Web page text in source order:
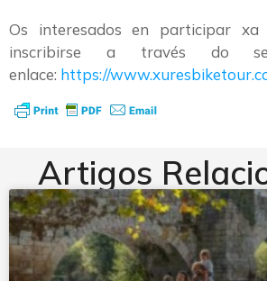
Os interesados en participar xa
inscribirse a través do
enlace: https://
Artigos